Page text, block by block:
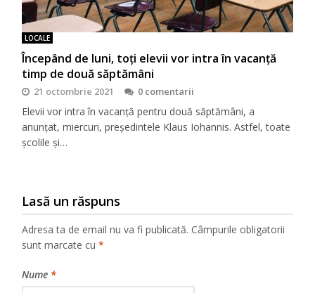
LOCALE
Începând de luni, toți elevii vor intra în vacanță
timp de două săptămâni
21 octombrie 2021 0 comentarii
Elevii vor intra în vacanță pentru două săptămâni, a
anunțat, miercuri, președintele Klaus Iohannis. Astfel, toate
școlile și…
Lasă un răspuns
Adresa ta de email nu va fi publicată. Câmpurile obligatorii
sunt marcate cu*
Nume *